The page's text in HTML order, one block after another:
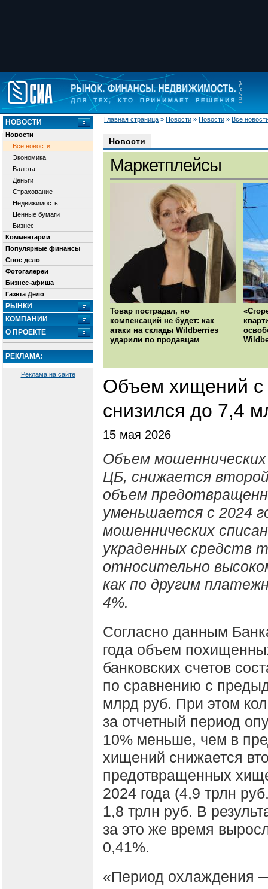
Главная страница » Новости » Новости » Все
НОВОСТИ
Новости
Все новости
Экономика
Валюта
Деньги
Страхование
Недвижимость
Ценные бумаги
Бизнес
Комментарии
Популярные финансы
Свое дело
Фотогалереи
Бизнес-афиша
Газета Дело
РЫНКИ
КОМПАНИИ
О ПРОЕКТЕ
РЕКЛАМА:
Реклама на сайте
Новости
Маркетплейсы
Товар пострадал, но
компенсаций не будет: как
атаки на склады Wildberries
ударили по продавцам
Объем хищений с
снизился до 7,4
15 мая 2026
Объем
ЦБ, снижается
объем
уменьшается с 2024
мошеннических
украденных средств
относительно
как по другим
4%.
Согласно данным
года объем
банковских счетов
по сравнению с
млрд руб. При этом
за отчетный период
10% меньше, чем в
хищений снижается
предотвращенных
2024 года (4,9 трлн
1,8 трлн руб. В
за это же время
0,41%.
«Период охлаждения